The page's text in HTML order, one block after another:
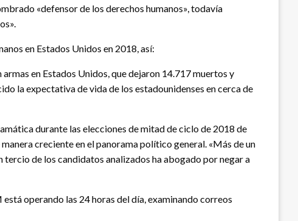
«defensor de los derechos humanos», todavía
en Estados Unidos en 2018, así:
en Estados Unidos, que dejaron 14.717 muertos y
la expectativa de vida de los estadounidenses en cerca de
durante las elecciones de mitad de ciclo de 2018 de
creciente en el panorama político general. «Más de un
tercio de los candidatos analizados ha abogado por negar a
operando las 24 horas del día, examinando correos